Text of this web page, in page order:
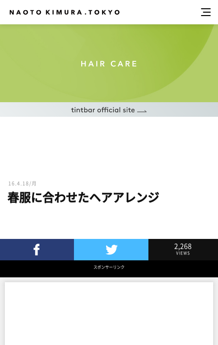
16.4.18/月
春服に合わせたヘアアレンジ
Twitterでツイート
2,268
VIEWS
スポンサーリンク